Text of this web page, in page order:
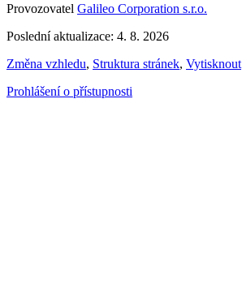
Provozovatel Galileo Corporation s.r.o.
Poslední aktualizace: 4. 8. 2026
Změna vzhledu, Struktura stránek, Vytisknout
Prohlášení o přístupnosti